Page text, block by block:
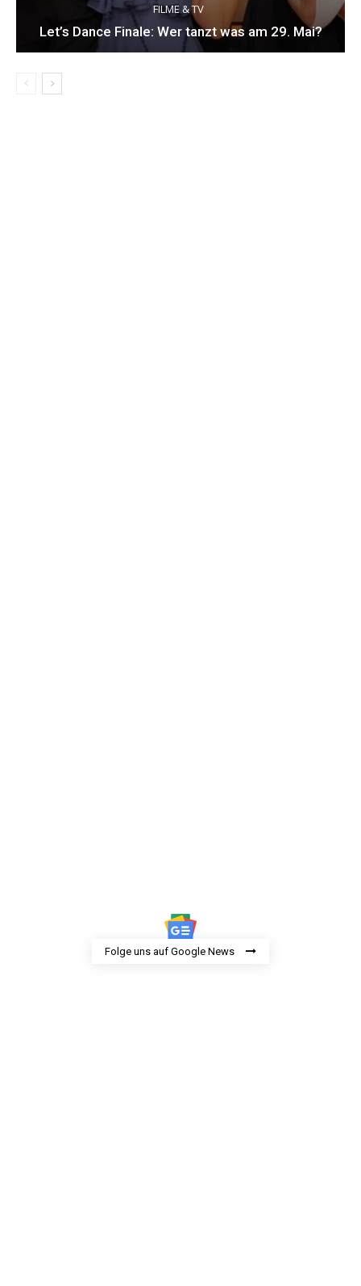
FILME & TV
Let’s Dance Finale: Wer tanzt was am 29. Mai?
Folge uns auf Google News